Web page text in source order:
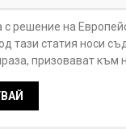
решение на
тази статия носи
призовават към